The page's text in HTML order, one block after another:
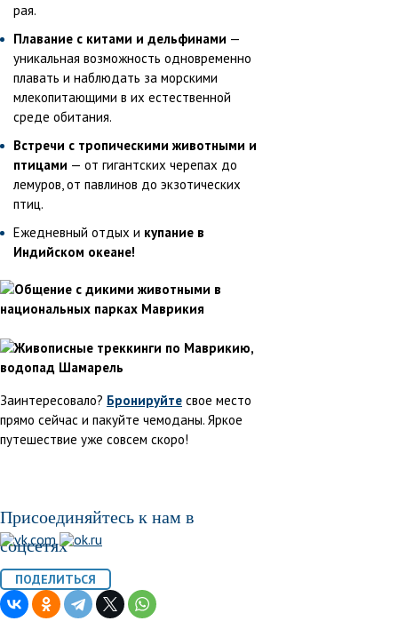
рая.
Плавание с китами и дельфинами —
уникальная возможность одновременно
плавать и наблюдать за морскими
млекопитающими в их естественной
среде обитания.
Встречи с тропическими животными и
птицами — от гигантских черепах до
лемуров, от павлинов до экзотических
птиц.
Ежедневный отдых и купание в
Индийском океане!
Заинтересовало? Бронируйте свое место
прямо сейчас и пакуйте чемоданы. Яркое
путешествие уже совсем скоро!
Присоединяйтесь к нам в
соцсетях